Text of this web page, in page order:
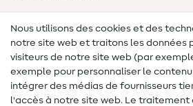
Lexique de couture
Tutos de couture
Aide & contact
Nous utilisons des cookies et des
notre site web et traitons les données
visiteurs de notre site web (par
exemple pour personnaliser le
intégrer des médias de fournisseurs
l'accès à notre site web. Le traitement